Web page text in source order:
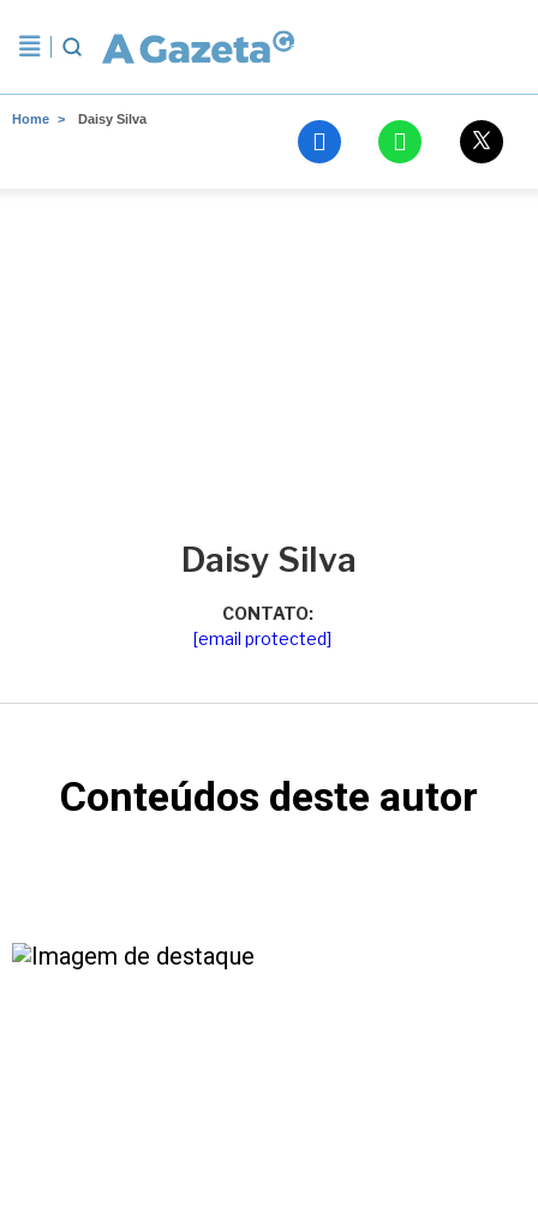
Home Daisy Silva
Daisy Silva
CONTATO:
[email protected]
Conteúdos deste autor